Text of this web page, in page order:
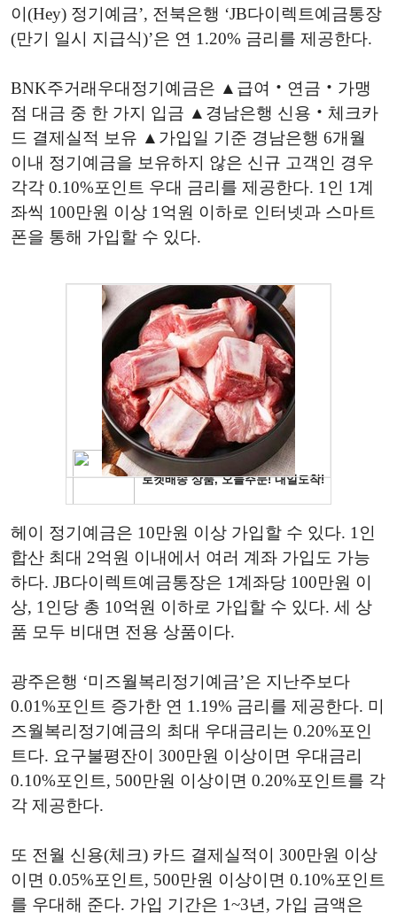
이(Hey) 정기예금’, 전북은행 ‘JB다이렉트예금통장
(만기 일시 지급식)’은 연 1.20% 금리를 제공한다.
BNK주거래우대정기예금은 ▲급여‧연금‧가맹
점 대금 중 한 가지 입금 ▲경남은행 신용‧체크카
드 결제실적 보유 ▲가입일 기준 경남은행 6개월
이내 정기예금을 보유하지 않은 신규 고객인 경우
각각 0.10%포인트 우대 금리를 제공한다. 1인 1계
좌씩 100만원 이상 1억원 이하로 인터넷과 스마트
폰을 통해 가입할 수 있다.
헤이 정기예금은 10만원 이상 가입할 수 있다. 1인
합산 최대 2억원 이내에서 여러 계좌 가입도 가능
하다. JB다이렉트예금통장은 1계좌당 100만원 이
상, 1인당 총 10억원 이하로 가입할 수 있다. 세 상
품 모두 비대면 전용 상품이다.
광주은행 ‘미즈월복리정기예금’은 지난주보다
0.01%포인트 증가한 연 1.19% 금리를 제공한다. 미
즈월복리정기예금의 최대 우대금리는 0.20%포인
트다. 요구불평잔이 300만원 이상이면 우대금리
0.10%포인트, 500만원 이상이면 0.20%포인트를 각
각 제공한다.
또 전월 신용(체크) 카드 결제실적이 300만원 이상
이면 0.05%포인트, 500만원 이상이면 0.10%포인트
를 우대해 준다. 가입 기간은 1~3년, 가입 금액은